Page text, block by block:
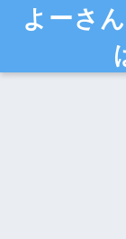
よーさ